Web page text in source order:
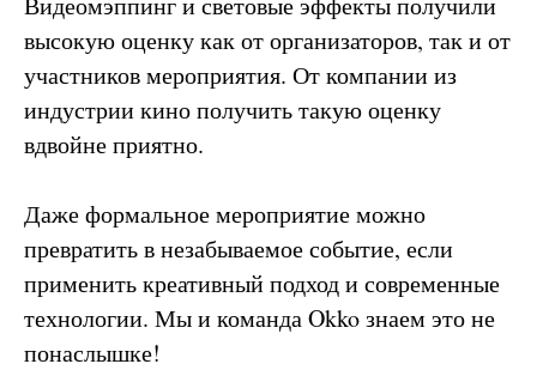
высокую оценку как от организаторов, так и от
участников мероприятия. От компании из
индустрии кино получить такую оценку
вдвойне приятно.
Даже формальное мероприятие можно
превратить в незабываемое событие, если
применить креативный подход и современные
технологии. Мы и команда Okko знаем это не
понаслышке!